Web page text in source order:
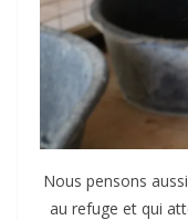
Nous pensons
au refuge et qui